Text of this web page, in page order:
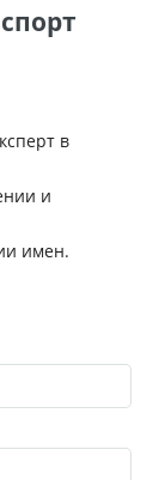
в
и
имен.